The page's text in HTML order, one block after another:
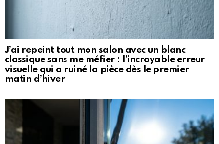
J’ai repeint tout mon salon avec un blanc
classique sans me méfier : l’incroyable erreur
visuelle qui a ruiné la pièce dès le premier
matin d’hiver